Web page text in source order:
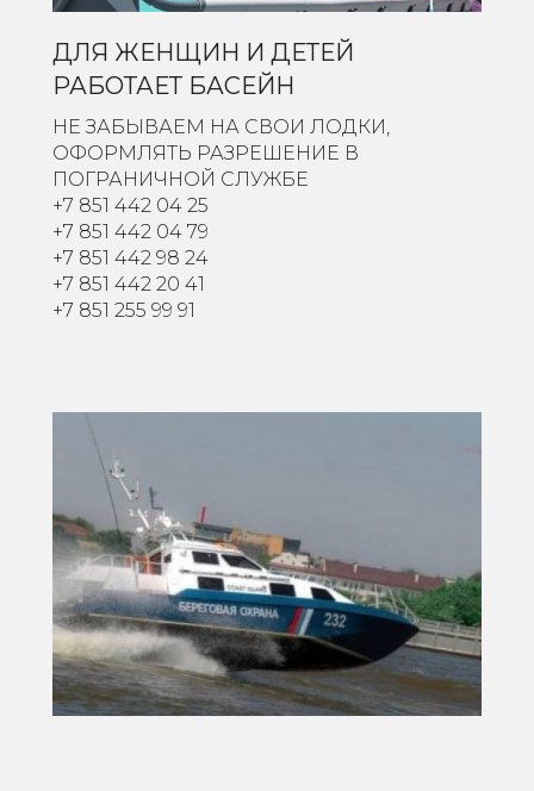
ДЛЯ ЖЕНЩИН И ДЕТЕЙ
РАБОТАЕТ БАСЕЙН
НЕ ЗАБЫВАЕМ НА СВОИ ЛОДКИ,
ОФОРМЛЯТЬ РАЗРЕШЕНИЕ В
ПОГРАНИЧНОЙ СЛУЖБЕ
+7 851 442 04 25
+7 851 442 04 79
+7 851 442 98 24
+7 851 442 20 41
+7 851 255 99 91